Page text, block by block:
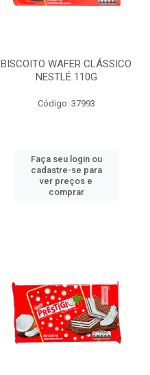
BISCOITO WAFER CLÁSSICO
NESTLÉ 110G
Código: 37993
Faça seu login ou
cadastre-se para
ver preços e
comprar